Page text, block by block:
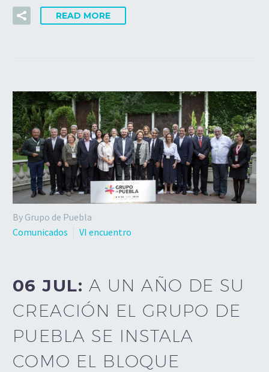
READ MORE
By Grupo de Puebla
Comunicados
VI encuentro
06 JUL:A UN AÑO DE SU
CREACIÓN EL GRUPO DE
PUEBLA SE INSTALA
COMO EL BLOQUE